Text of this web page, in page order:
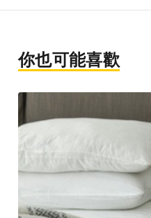
你也可能喜歡